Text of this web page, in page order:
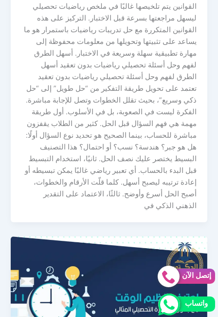
القوانين يتم تلخيصها غالبًا في ملخص رياضيات تحصيلي
ليسهل مراجعتها بسرعة قبل الاختبار. التركيز على هذه
القوانين المتكررة مع حل تدريبات رياضيات باستمرار هو ما
يساعد على تثبيتها وتحويلها من معلومات محفوظة إلى
مهارة تطبيقية سهلة وسريعة في الاختبار. أسهل الطرق
لفهم وحل أسئلة تحصيلي رياضيات بدون تعقيد أسهل
الطرق لفهم وحل أسئلة تحصيلي رياضيات بدون تعقيد
تعتمد على تحويل طريقة التفكير من “حل طويل” إلى “حل
ذكي وسريع”، بحيث تقلل الخطوات وتصل للإجابة مباشرة.
الفكرة ليست في الصعوبة، بل في الأسلوب. أول طريقة
مهمة هي فهم السؤال قبل الحل. كثير من الطلاب يقفزون
مباشرة للحساب، بينما الصحيح هو تحديد نوع السؤال أولًا:
هل هو جبر؟ هندسة؟ نسب؟ أو احتمال؟ هذا التصنيف
البسيط يختصر عليك نصف الحل. ثانيًا، استخدام التبسيط
قبل البدء بالحساب. أي تعبير رياضي غالبًا يمكن تبسيطه أو
إعادة ترتيبه ليصبح أسهل. كلما قلّت الأرقام والخطوات،
أصبح الحل أسرع وأوضح. ثالثًا، الاعتماد على التقدير
الذهني الذكي في
إتصل الآن
واتساب